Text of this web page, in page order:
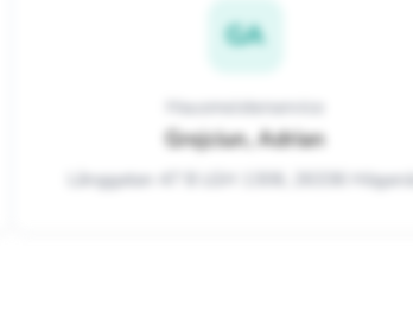
GA
Hausmeisterservice
Grejciun, Adrian
Långgatan 47 B LGH 1306, 26336 Höganäs